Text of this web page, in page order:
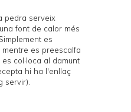
pedra serveix
font de calor més
es
mentre es preescalfa
col·loca al damunt
hi ha l'enllaç
servir).